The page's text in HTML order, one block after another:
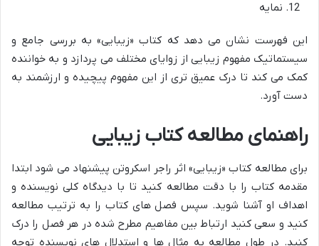
نمایه
این فهرست نشان می دهد که کتاب «زیبایی» به بررسی جامع و
سیستماتیک مفهوم زیبایی از زوایای مختلف می پردازد و به خواننده
کمک می کند تا درک عمیق تری از این مفهوم پیچیده و ارزشمند به
دست آورد.
راهنمای مطالعه کتاب زیبایی
برای مطالعه کتاب «زیبایی» اثر راجر اسکروتن پیشنهاد می شود ابتدا
مقدمه کتاب را با دقت مطالعه کنید تا با دیدگاه کلی نویسنده و
اهداف او آشنا شوید. سپس فصل های کتاب را به ترتیب مطالعه
کنید و سعی کنید ارتباط بین مفاهیم مطرح شده در هر فصل را درک
کنید. در طول مطالعه به مثال ها و استدلال های نویسنده توجه